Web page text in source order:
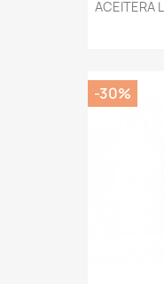
ACEITERA
-30%